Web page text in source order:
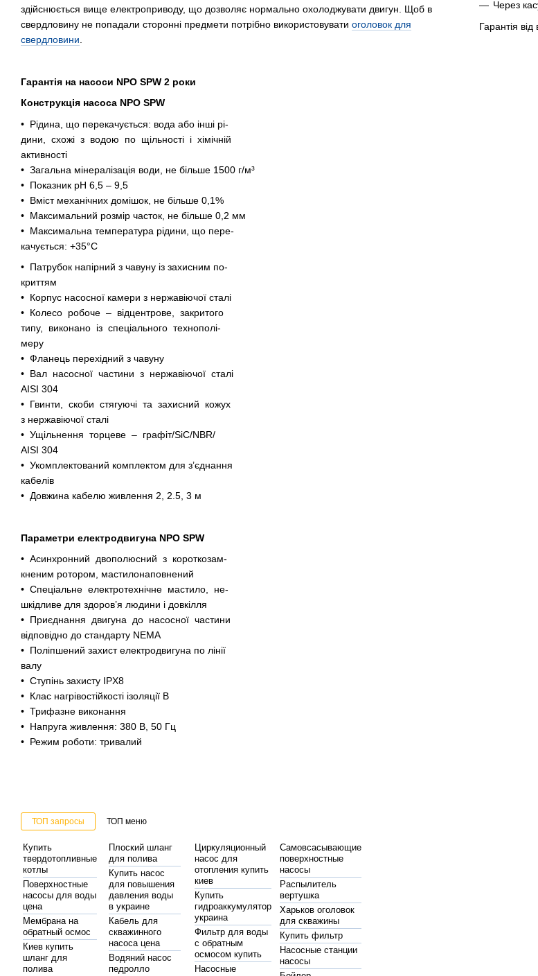
здійснюється вище електроприводу, що дозволяє нормально охолоджувати двигун. Щоб в
свердловину не попадали сторонні предмети потрібно використовувати оголовок для
свердловини
Гарантія на насоси NPO SPW 2 роки
Конструкція насоса NPO SPW
• Рідина, що перекачується: вода або інші рі-
дини, схожі з водою по щільності і хімічній
активності
• Загальна мінералізація води, не більше 1500 г/м³
• Показник рН 6,5 – 9,5
• Вміст механічних домішок, не більше 0,1%
• Максимальний розмір часток, не більше 0,2 мм
• Максимальна температура рідини, що пере-
качується: +35°C
• Патрубок напірний з чавуну із захисним по-
криттям
• Корпус насосної камери з нержавіючої сталі
• Колесо робоче – відцентрове, закритого
типу, виконано із спеціального технополі-
меру
• Фланець перехідний з чавуну
• Вал насосної частини з нержавіючої сталі
AISI 304
• Гвинти, скоби стягуючі та захисний кожух
з нержавіючої сталі
• Ущільнення торцеве – графіт/SiC/NBR/
AISI 304
• Укомплектований комплектом для з’єднання
кабелів
• Довжина кабелю живлення 2, 2.5, 3 м
Параметри електродвигуна NPO SPW
• Асинхронний двополюсний з короткозам-
кненим ротором, мастилонаповнений
• Спеціальне електротехнічне мастило, не-
шкідливе для здоров’я людини і довкілля
• Приєднання двигуна до насосної частини
відповідно до стандарту NEMA
• Поліпшений захист електродвигуна по лінії
валу
• Ступінь захисту IPХ8
• Клас нагрівостійкості ізоляції В
• Трифазне виконання
• Напруга живлення: 380 В, 50 Гц
• Режим роботи: тривалий
ТОП запросы ТОП меню
Купить
твердотопливные
котлы
Поверхностные
насосы для воды
цена
Мембрана на
обратный осмос
Киев купить
шланг для
полива
Плоский шланг
для полива
Купить насос
для повышения
давления воды
в украине
Кабель для
скважинного
насоса цена
Водяний насос
педролло
Циркуляционный
насос для
отопления купить
киев
Купить
гидроаккумулятор
украина
Фильтр для воды
с обратным
осмосом купить
Насосные
Самовсасывающие
поверхностные
насосы
Распылитель
вертушка
Харьков оголовок
для скважины
Купить фильтр
Насосные станции
насосы
Через
Гарантія